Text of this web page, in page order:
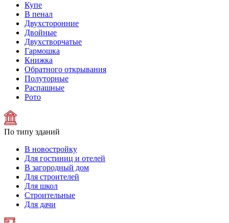
Купе
В пенал
Двухсторонние
Двойные
Двухстворчатые
Гармошка
Книжка
Обратного открывания
Полуторные
Распашные
Рото
По типу зданий
В новостройку
Для гостиниц и отелей
В загородный дом
Для строителей
Для школ
Строительные
Для дачи